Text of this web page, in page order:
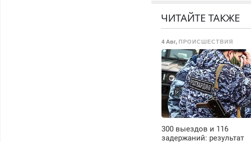
марок на дому, с
гарантией. Все р-ны.
выходных.
Пенсионерам –
скидки до 40%.
Мастер со стажем.
ЧИТАЙТЕ ТАКЖЕ
4 Авг, ПРОИСШЕСТВИЯ
300 выездов и 116
задержаний: результат